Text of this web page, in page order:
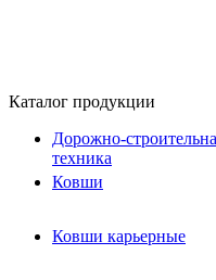
Каталог продукции
Дорожно-
техника
Ковши
Ковши карьерные